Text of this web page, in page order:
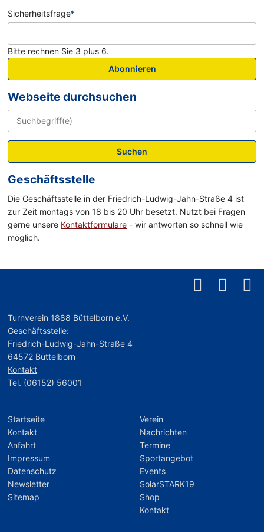
Sicherheitsfrage*
Bitte rechnen Sie 3 plus 6.
Abonnieren
Webseite durchsuchen
Suchen
Geschäftsstelle
Die Geschäftsstelle in der Friedrich-Ludwig-Jahn-Straße 4 ist
zur Zeit montags von 18 bis 20 Uhr besetzt. Nutzt bei Fragen
gerne unsere Kontaktformulare - wir antworten so schnell wie
möglich.
Turnverein 1888 Büttelborn e.V.
Geschäftsstelle:
Friedrich-Ludwig-Jahn-Straße 4
64572 Büttelborn
Kontakt
Tel. (06152) 56001
Startseite
Kontakt
Anfahrt
Impressum
Datenschutz
Newsletter
Sitemap
Verein
Nachrichten
Termine
Sportangebot
Events
SolarSTARK19
Shop
Kontakt